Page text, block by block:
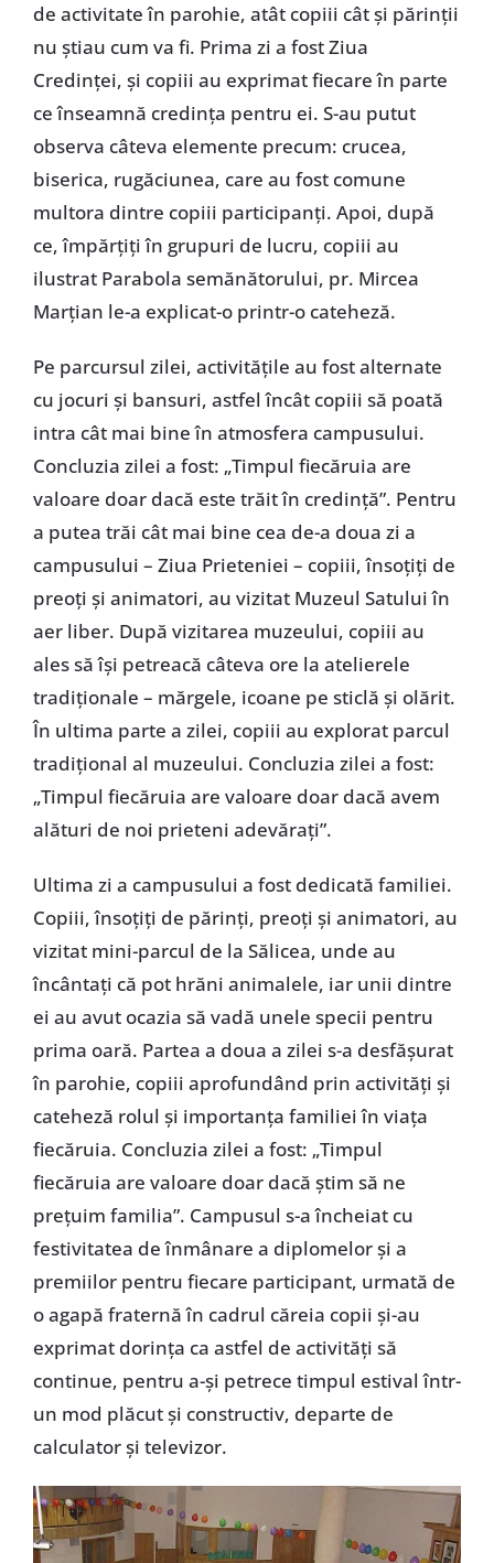
de activitate în parohie, atât copiii cât şi părinţii
nu ştiau cum va fi. Prima zi a fost Ziua
Credinţei, şi copiii au exprimat fiecare în parte
ce înseamnă credinţa pentru ei. S-au putut
observa câteva elemente precum: crucea,
biserica, rugăciunea, care au fost comune
multora dintre copiii participanţi. Apoi, după
ce, împărţiţi în grupuri de lucru, copiii au
ilustrat Parabola semănătorului, pr. Mircea
Marţian le-a explicat-o printr-o cateheză.
Pe parcursul zilei, activităţile au fost alternate
cu jocuri şi bansuri, astfel încât copiii să poată
intra cât mai bine în atmosfera campusului.
Concluzia zilei a fost: „Timpul fiecăruia are
valoare doar dacă este trăit în credinţă”. Pentru
a putea trăi cât mai bine cea de-a doua zi a
campusului – Ziua Prieteniei – copiii, însoţiţi de
preoţi şi animatori, au vizitat Muzeul Satului în
aer liber. După vizitarea muzeului, copiii au
ales să îşi petreacă câteva ore la atelierele
tradiţionale – mărgele, icoane pe sticlă şi olărit.
În ultima parte a zilei, copiii au explorat parcul
tradiţional al muzeului. Concluzia zilei a fost:
„Timpul fiecăruia are valoare doar dacă avem
alături de noi prieteni adevăraţi”.
Ultima zi a campusului a fost dedicată familiei.
Copiii, însoţiţi de părinţi, preoţi şi animatori, au
vizitat mini-parcul de la Sălicea, unde au
încântaţi că pot hrăni animalele, iar unii dintre
ei au avut ocazia să vadă unele specii pentru
prima oară. Partea a doua a zilei s-a desfăşurat
în parohie, copiii aprofundând prin activităţi şi
cateheză rolul şi importanţa familiei în viaţa
fiecăruia. Concluzia zilei a fost: „Timpul
fiecăruia are valoare doar dacă ştim să ne
preţuim familia”. Campusul s-a încheiat cu
festivitatea de înmânare a diplomelor şi a
premiilor pentru fiecare participant, urmată de
o agapă fraternă în cadrul căreia copii şi-au
exprimat dorinţa ca astfel de activităţi să
continue, pentru a-şi petrece timpul estival într-
un mod plăcut şi constructiv, departe de
calculator şi televizor.